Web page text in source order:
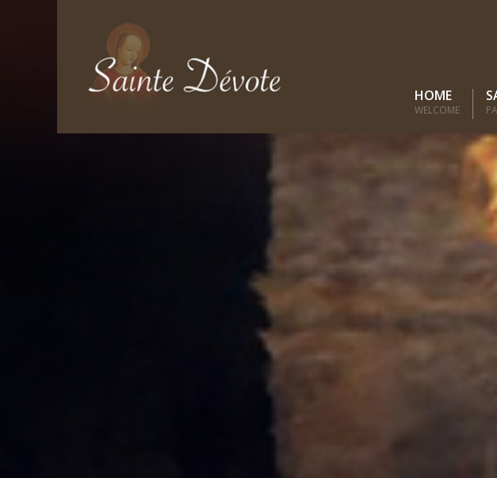
HOME
WELCOME